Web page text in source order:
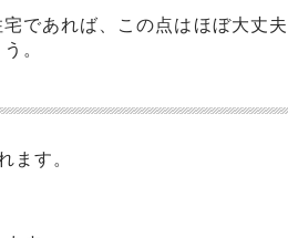
であれば、この点はほぼ大丈夫
。
ます。